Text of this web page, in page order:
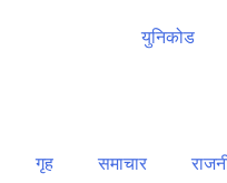
युनिकोड
गृह समाचार